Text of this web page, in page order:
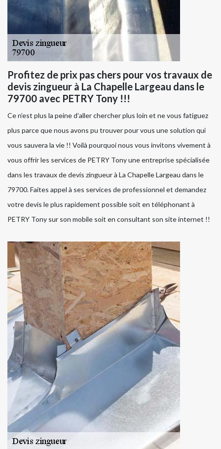
Profitez de prix pas chers pour vos travaux de
devis zingueur à La Chapelle Largeau dans le
79700 avec PETRY Tony !!!
Ce n’est plus la peine d’aller chercher plus loin et ne vous fatiguez
plus parce que nous avons pu trouver pour vous une solution qui
vous sauvera la vie !! Voilà pourquoi nous vous invitons vivement à
vous offrir les services de PETRY Tony une entreprise spécialisée
dans les travaux de devis zingueur à La Chapelle Largeau dans le
79700. Faites appel à ses services de professionnel et demandez
votre devis le plus rapidement possible soit en téléphonant à
PETRY Tony sur son mobile soit en consultant son site internet !!